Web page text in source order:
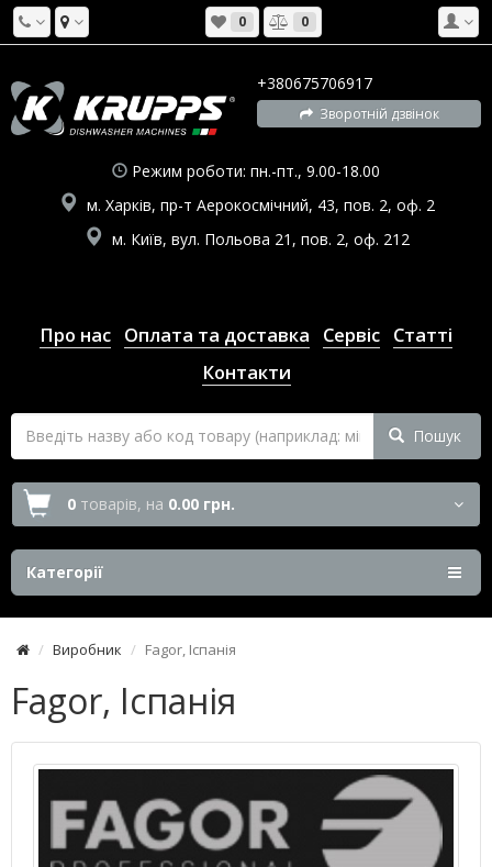
0 0
+380675706917
Зворотній дзвінок
Режим роботи: пн.-пт., 9.00-18.00
м. Харків, пр-т Аерокосмічний, 43, пов. 2, оф. 2
м. Київ, вул. Польова 21, пов. 2, оф. 212
Про нас Оплата та доставка Сервіс Статті
Контакти
Пошук
0 товарів, на 0.00 грн.
Категорії
Виробник Fagor, Іспанія
Fagor, Іспанія